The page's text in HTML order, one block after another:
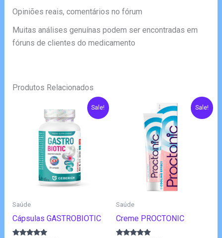
Opiniões reais, comentários no fórum
Muitas análises genuínas podem ser encontradas em
fóruns de clientes do medicamento
Produtos Relacionados
Sale!
Saúde
Cápsulas GASTROBIOTIC
Sale!
Saúde
Creme PROCTONIC